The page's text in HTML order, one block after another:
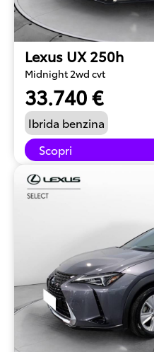
Lexus UX 250h
Midnight 2wd cvt
33.740 €
Ibrida benzina
Scopri